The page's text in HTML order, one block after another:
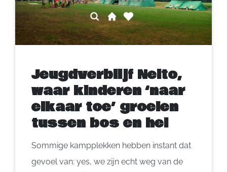
Jeugdverblijf Nelto,
waar kinderen ‘naar
elkaar toe’ groeien
tussen bos en hei
Sommige kampplekken hebben instant dat
gevoel van: yes, we zijn echt weg van de